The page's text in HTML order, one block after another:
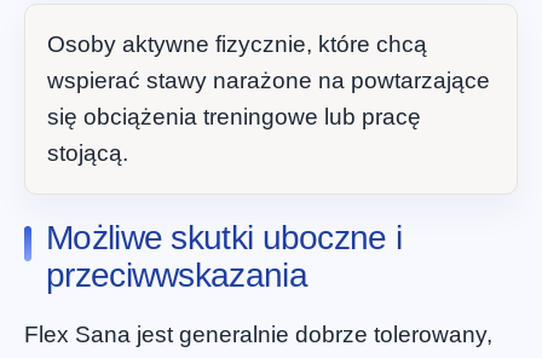
Osoby aktywne fizycznie, które chcą
wspierać stawy narażone na powtarzające
się obciążenia treningowe lub pracę
stojącą.
Możliwe skutki uboczne i
przeciwwskazania
Flex Sana jest generalnie dobrze tolerowany,